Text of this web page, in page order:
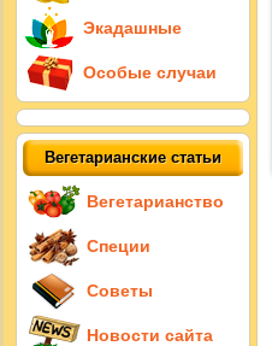
Экадашные
Особые случаи
Вегетарианские статьи
Вегетарианство
Специи
Советы
Новости сайта